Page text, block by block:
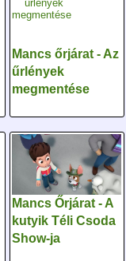
Mancs őrjárat - Az
űrlények
megmentése
Mancs Őrjárat - A
kutyik Téli Csoda
Show-ja